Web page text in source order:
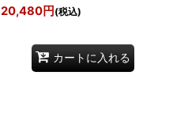
20,480円 (税込)
カートに入れる